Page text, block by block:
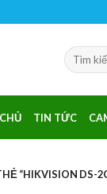
TIN TỨC
“HIKVISION DS-